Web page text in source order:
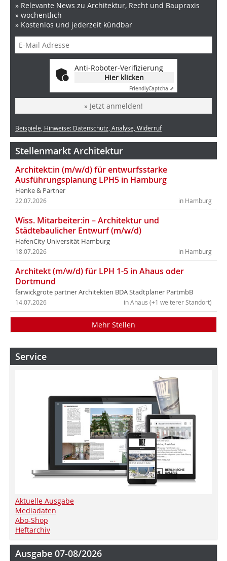
» Relevante News zu Architektur, Recht und Baupraxis
» wöchentlich
» Kostenlos und jederzeit kündbar
Anti-Roboter-Verifizierung
Hier klicken
FriendlyCaptcha ⇗
» Jetzt anmelden!
Beispiele, Hinweise: Datenschutz, Analyse, Widerruf
Stellenmarkt Architektur
Architekt:in (m/w/d) für entwurfsstarke
Ausführungsplanung LPH5 in Hamburg
Henke & Partner
in Hamburg
22.07.2026
Wiss. Mitarbeiter:in – Architektur und
Städtebaulicher Entwurf (m/w/d)
HafenCity Universität Hamburg
in Hamburg
18.07.2026
Architekt (m/w/d) für LPH 1-5 in Ahaus oder
Dortmund
farwickgrote partner Architekten BDA Stadtplaner PartmbB
in Ahaus (+1 weiterer Standort)
14.07.2026
Mehr Stellen
Service
Aktuelle Ausgabe
Mediadaten
Abo-Shop
Heftarchiv
Ausgabe 07-08/2026